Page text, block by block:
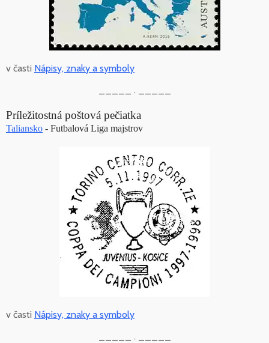
v časti Nápisy, znaky a symboly
_____ . _____
Príležitostná poštová pečiatka
Taliansko - Futbalová Liga majstrov
v časti Nápisy, znaky a symboly
_____ . _____